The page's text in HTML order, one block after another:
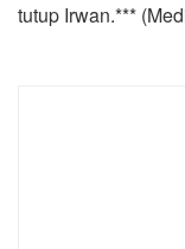
tutup Irwan.***